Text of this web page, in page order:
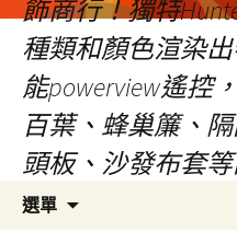
飾商行！獨特
種類和顏色渲染
能powerview遙控
百葉、蜂巢簾、
頭板、沙發布套等
選單